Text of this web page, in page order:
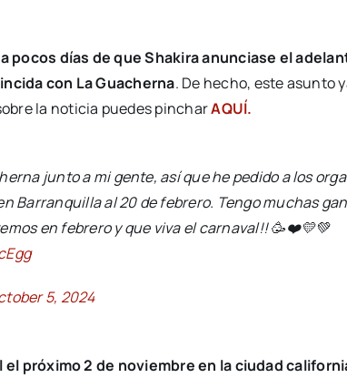
a pocos días de que Shakira anunciase el
con La Guacherna. De hecho, este asunto
la noticia puedes pincharAQUÍ.
junto a mi gente, así que he pedido a los
Barranquilla al 20 de febrero. Tengo muchas
en febrero y que viva el carnaval!! 🥳❤️💛💚
5, 2024
próximo 2 de noviembre en la ciudad